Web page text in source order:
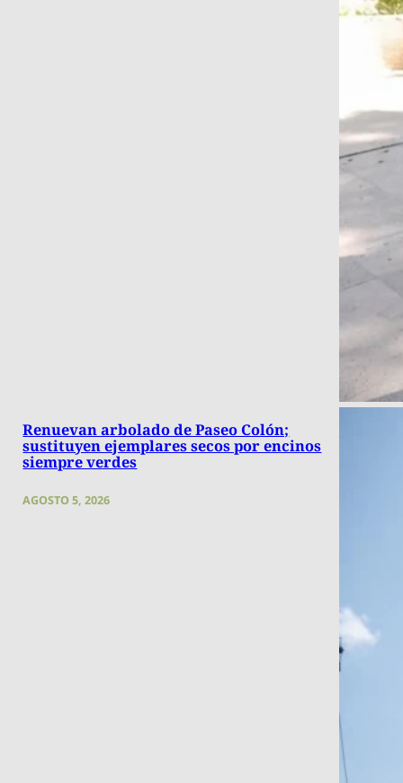
Renuevan arbolado de Paseo Colón;
sustituyen ejemplares secos por encinos
siempre verdes
AGOSTO 5, 2026